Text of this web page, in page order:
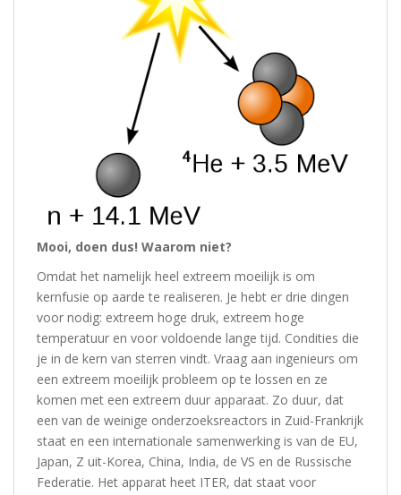
Mooi, doen dus! Waarom niet?
Omdat het namelijk heel extreem moeilijk is om
kernfusie op aarde te realiseren. Je hebt er drie dingen
voor nodig: extreem hoge druk, extreem hoge
temperatuur en voor voldoende lange tijd. Condities die
je in de kern van sterren vindt. Vraag aan ingenieurs om
een extreem moeilijk probleem op te lossen en ze
komen met een extreem duur apparaat. Zo duur, dat
een van de weinige onderzoeksreactors in Zuid-Frankrijk
staat en een internationale samenwerking is van de EU,
Japan, Z uit-Korea, China, India, de VS en de Russische
Federatie. Het apparat heet ITER, dat staat voor